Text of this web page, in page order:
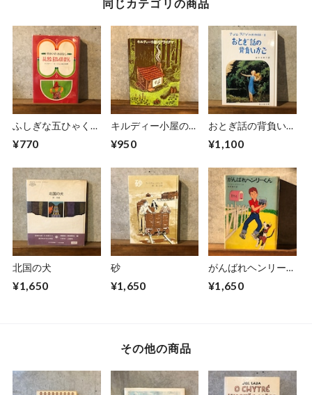
同じカテゴリの商品
ふしぎな五ひゃくの
¥770
キルディー小屋のア
¥950
おとぎ話の背負いか
¥1,100
北国の犬
¥1,650
砂
¥1,650
がんばれヘンリーく
¥1,650
その他の商品